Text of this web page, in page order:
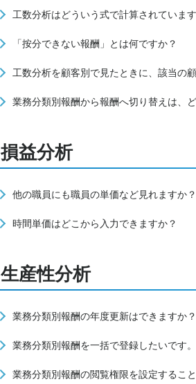
工数分析はどういう式で計算されていま
「按分できない報酬」とは何ですか？
工数分析を顧客別で見たときに、該当の
業務分類別報酬から報酬へ切り替えは、
損益分析
他の職員にも職員の単価など見れますか？
時間単価はどこから入力できますか？
生産性分析
業務分類別報酬の年度更新はできますか？
業務分類別報酬を一括で登録したいです
業務分類別報酬の閲覧権限を設定するこ